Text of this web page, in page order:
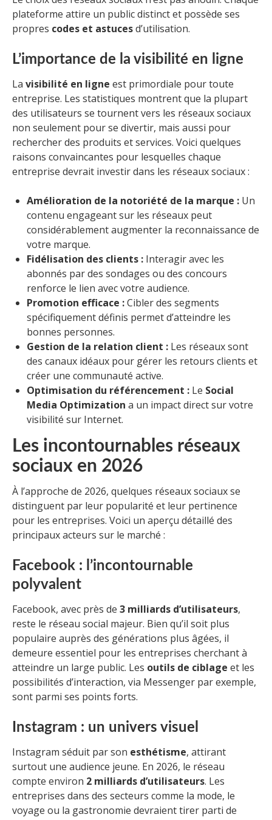
plateforme attire un public distinct et possède ses
propres codes et astucesd’utilisation.
L’importance de la visibilité en ligne
La visibilité en ligne est primordiale pour toute
entreprise. Les statistiques montrent que la plupart
des utilisateurs se tournent vers les réseaux sociaux
non seulement pour se divertir, mais aussi pour
rechercher des produits et services. Voici quelques
raisons convaincantes pour lesquelles chaque
entreprise devrait investir dans les réseaux sociaux :
Amélioration de la notoriété de la marque : Un
contenu engageant sur les réseaux peut
considérablement augmenter la reconnaissance de
votre marque.
Fidélisation des clients : Interagir avec les
abonnés par des sondages ou des concours
renforce le lien avec votre audience.
Promotion efficace :Cibler des segments
spécifiquement définis permet d’atteindre les
bonnes personnes.
Gestion de la relation client : Les réseaux sont
des canaux idéaux pour gérer les retours clients et
créer une communauté active.
Optimisation du référencement : Le Social
Media Optimization a un impact direct sur votre
visibilité sur Internet.
Les incontournables réseaux
sociaux en 2026
À l’approche de 2026, quelques réseaux sociaux se
distinguent par leur popularité et leur pertinence
pour les entreprises. Voici un aperçu détaillé des
principaux acteurs sur le marché :
Facebook : l’incontournable
polyvalent
Facebook, avec près de 3 milliards d’utilisateurs,
reste le réseau social majeur. Bien qu’il soit plus
populaire auprès des générations plus âgées, il
demeure essentiel pour les entreprises cherchant à
atteindre un large public. Les outils de ciblage et les
possibilités d’interaction, via Messenger par exemple,
sont parmi ses points forts.
Instagram : un univers visuel
Instagram séduit par son esthétisme, attirant
surtout une audience jeune. En 2026, le réseau
compte environ 2 milliards d’utilisateurs. Les
entreprises dans des secteurs comme la mode, le
voyage ou la gastronomie devraient tirer parti de